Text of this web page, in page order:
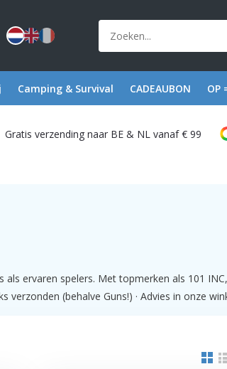
Camping & Survival CADEAUBON OP
Gratis verzending naar BE & NL vanaf € 99
ervaren spelers. Met topmerken als 101
verzonden (behalve Guns!) · Advies in onze